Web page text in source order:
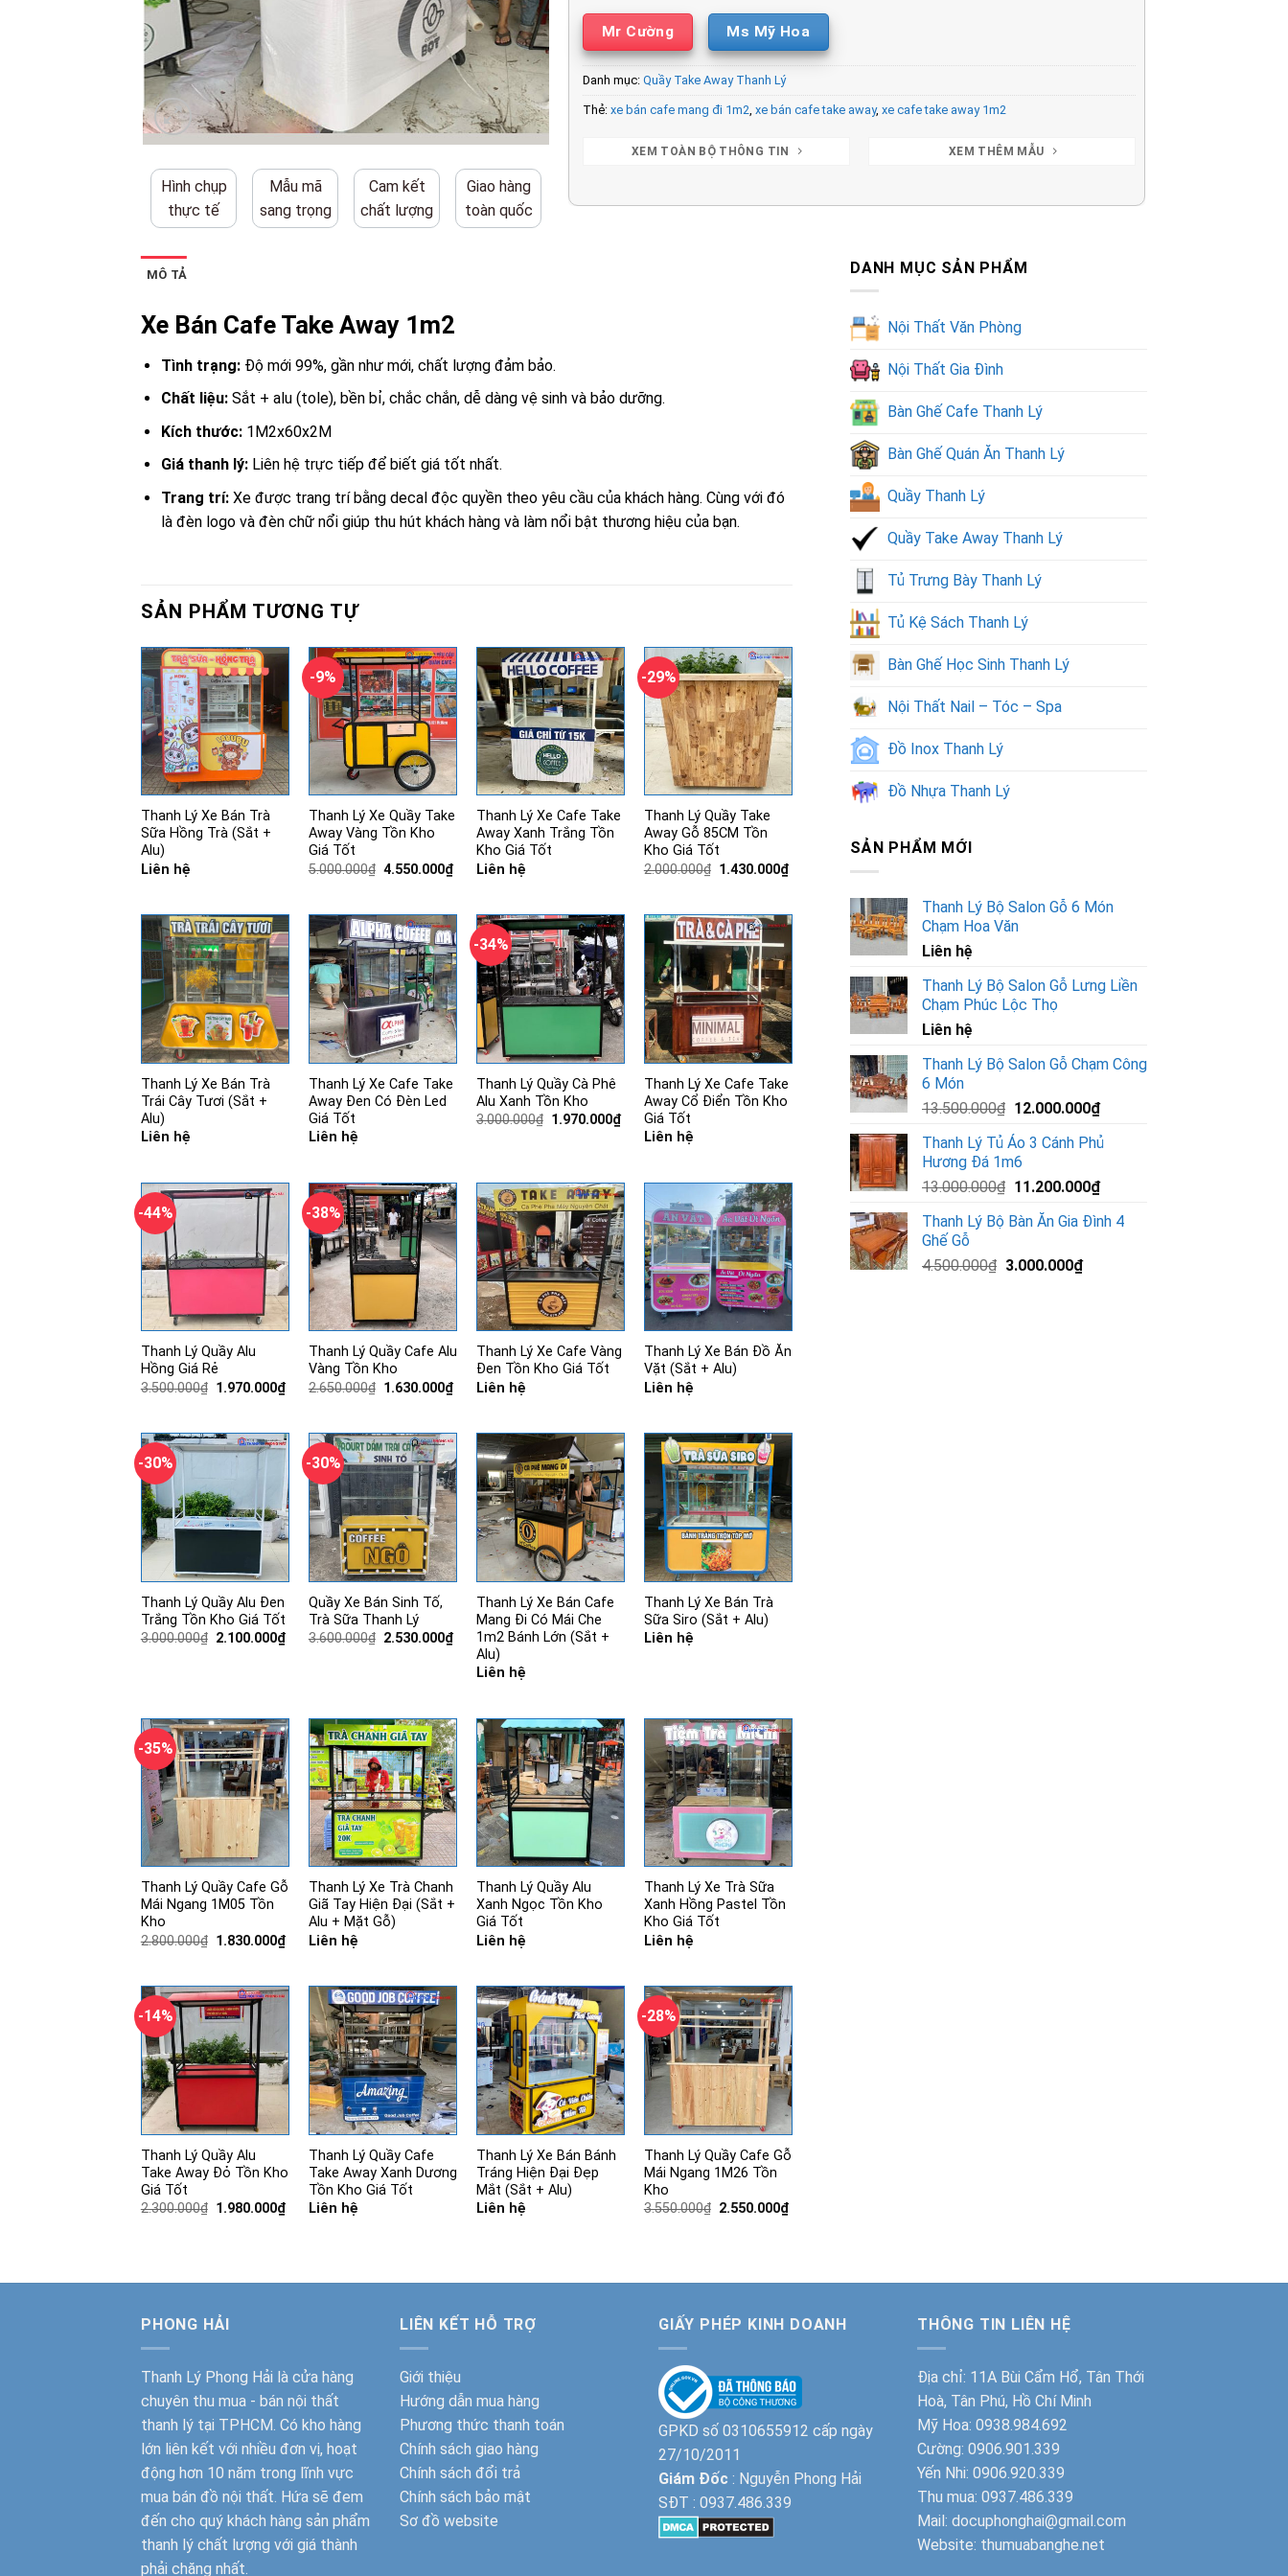
Hình chụp
thực tế
Mẫu mã
sang trọng
Cam kết
chất lượng
Giao hàng
toàn quốc
Mr Cường Ms Mỹ Hoa
Danh mục:Quầy Take Away Thanh Lý
Thẻ:xe bán cafe mang đi 1m2,xe bán cafe take away,xe cafe take away 1m2
XEM TOÀN BỘ THÔNG TIN XEM THÊM MẪU
MÔ TẢ
Xe Bán Cafe Take Away 1m2
Tình trạng:Độ mới 99%, gần như mới, chất lượng đảm bảo.
Chất liệu:Sắt + alu (tole), bền bỉ, chắc chắn, dễ dàng vệ sinh và bảo dưỡng.
Kích thước:1M2x60x2M
Giá thanh lý:Liên hệ trực tiếp để biết giá tốt nhất.
Trang trí:Xe được trang trí bằng decal độc quyền theo yêu cầu của khách hàng. Cùng với đó
là đèn logo và đèn chữ nổi giúp thu hút khách hàng và làm nổi bật thương hiệu của bạn.
SẢN PHẨM TƯƠNG TỰ
Thanh Lý Xe Bán Trà
Sữa Hồng Trà (Sắt +
Alu)
Liên hệ
-9%
Thanh Lý Xe Quầy Take
Away Vàng Tồn Kho
Giá Tốt
5.000.000₫ Giá
4.550.000₫Giá
4.550.000₫.
Thanh Lý Xe Cafe Take
Away Xanh Trắng Tồn
Kho Giá Tốt
Liên hệ
-29%
Thanh Lý Quầy Take
Away Gỗ 85CM Tồn
Kho Giá Tốt
2.000.000₫ Giá
1.430.000₫Giá
1.430.000₫.
Thanh Lý Xe Bán Trà
Trái Cây Tươi (Sắt +
Alu)
Liên hệ
Thanh Lý Xe Cafe Take
Away Đen Có Đèn Led
Giá Tốt
Liên hệ
-34%
Thanh Lý Quầy Cà Phê
Alu Xanh Tồn Kho
3.000.000₫ Giá
1.970.000₫Giá
hiện
Thanh Lý Xe Cafe Take
Away Cổ Điển Tồn Kho
Giá Tốt
Liên hệ
-44%
Thanh Lý Quầy Alu
Hồng Giá Rẻ
3.500.000₫ Giá
1.970.000₫Giá
1.970.000₫.
-38%
Thanh Lý Quầy Cafe Alu
Vàng Tồn Kho
2.650.000₫ Giá
1.630.000₫Giá
1.630.000₫.
Thanh Lý Xe Cafe Vàng
Đen Tồn Kho Giá Tốt
Liên hệ
Thanh Lý Xe Bán Đồ Ăn
Vặt (Sắt + Alu)
Liên hệ
-30%
Thanh Lý Quầy Alu Đen
Trắng Tồn Kho Giá Tốt
3.000.000₫ Giá
2.100.000₫Giá
-30%
Quầy Xe Bán Sinh Tố,
Trà Sữa Thanh Lý
3.600.000₫ Giá
2.530.000₫Giá
hiện
Thanh Lý Xe Bán Cafe
Mang Đi Có Mái Che
1m2 Bánh Lớn (Sắt +
Alu)
Liên hệ
Thanh Lý Xe Bán Trà
Sữa Siro (Sắt + Alu)
Liên hệ
-35%
Thanh Lý Quầy Cafe Gỗ
Mái Ngang 1M05 Tồn
Kho
2.800.000₫ Giá
1.830.000₫Giá
1.830.000₫.
Thanh Lý Xe Trà Chanh
Giã Tay Hiện Đại (Sắt +
Alu + Mặt Gỗ)
Liên hệ
Thanh Lý Quầy Alu
Xanh Ngọc Tồn Kho
Giá Tốt
Liên hệ
Thanh Lý Xe Trà Sữa
Xanh Hồng Pastel Tồn
Kho Giá Tốt
Liên hệ
-14%
Thanh Lý Quầy Alu
Take Away Đỏ Tồn Kho
Giá Tốt
2.300.000₫ Giá
1.980.000₫Giá
Thanh Lý Quầy Cafe
Take Away Xanh Dương
Tồn Kho Giá Tốt
Liên hệ
Thanh Lý Xe Bán Bánh
Tráng Hiện Đại Đẹp
Mắt (Sắt + Alu)
Liên hệ
-28%
Thanh Lý Quầy Cafe Gỗ
Mái Ngang 1M26 Tồn
Kho
3.550.000₫ Giá
2.550.000₫Giá
DANH MỤC SẢN PHẨM
Nội Thất Văn Phòng
Nội Thất Gia Đình
Bàn Ghế Cafe Thanh Lý
Bàn Ghế Quán Ăn Thanh Lý
Quầy Thanh Lý
Quầy Take Away Thanh Lý
Tủ Trưng Bày Thanh Lý
Tủ Kệ Sách Thanh Lý
Bàn Ghế Học Sinh Thanh Lý
Nội Thất Nail – Tóc – Spa
Đồ Inox Thanh Lý
Đồ Nhựa Thanh Lý
SẢN PHẨM MỚI
Thanh Lý Bộ Salon Gỗ 6 Món
Chạm Hoa Văn
Liên hệ
Thanh Lý Bộ Salon Gỗ Lưng Liền
Chạm Phúc Lộc Thọ
Liên hệ
Thanh Lý Bộ Salon Gỗ Chạm Công
6 Món
13.500.000₫ Giá
là:
13.500.000₫.
12.000.000₫Giá
tại
12.000.000₫.
Thanh Lý Tủ Áo 3 Cánh Phủ
Hương Đá 1m6
13.000.000₫ Giá
là:
11.200.000₫Giá
tại
Thanh Lý Bộ Bàn Ăn Gia Đình 4
Ghế Gỗ
4.500.000₫ Giá
3.000.000₫Giá
PHONG HẢI
Thanh Lý Phong Hải là cửa hàng
chuyên thu mua - bán nội thất
thanh lý tại TPHCM. Có kho hàng
lớn liên kết với nhiều đơn vị, hoạt
động hơn 10 năm trong lĩnh vực
mua bán đồ nội thất. Hứa sẽ đem
đến cho quý khách hàng sản phẩm
thanh lý chất lượng với giá thành
phải chăng nhất.
LIÊN KẾT HỖ TRỢ
Giới thiệu
Hướng dẫn mua hàng
Phương thức thanh toán
Chính sách giao hàng
Chính sách đổi trả
Chính sách bảo mật
Sơ đồ website
GIẤY PHÉP KINH DOANH
GPKD số 0310655912 cấp ngày
27/10/2011
Giám Đốc : Nguyễn Phong Hải
SĐT : 0937.486.339
THÔNG TIN LIÊN HỆ
Địa chỉ: 11A Bùi Cẩm Hổ, Tân Thới
Hoà, Tân Phú, Hồ Chí Minh
Mỹ Hoa: 0938.984.692
Cường: 0906.901.339
Yến Nhi: 0906.920.339
Thu mua: 0937.486.339
Mail: docuphonghai@gmail.com
Website: thumuabanghe.net